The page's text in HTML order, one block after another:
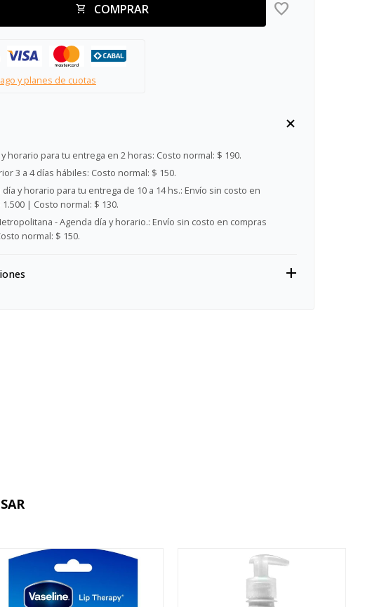
COMPRAR
y planes de cuotas
horario para tu entrega en 2 horas: Costo normal: $ 190.
3 a 4 días hábiles: Costo normal: $ 150.
y horario para tu entrega de 10 a 14 hs.: Envío sin costo en
| Costo normal: $ 130.
- Agenda día y horario.: Envío sin costo en compras
normal: $ 150.